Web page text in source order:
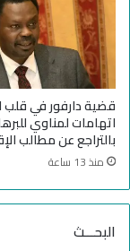
ب
ح
ا
ل
ي
"
قضية دارفور في قلب
اتهامات لمناوي
بالتراجع عن مطالب
منذ 13 ساعة
البحـــث